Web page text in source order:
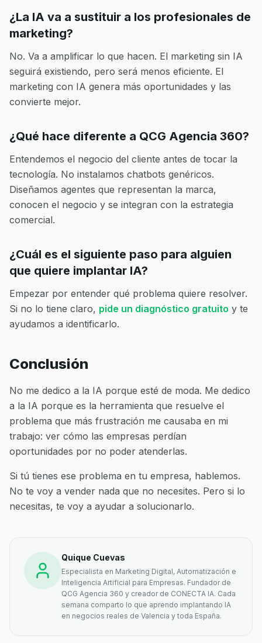
¿La IA va a sustituir a los profesionales de
marketing?
No. Va a amplificar lo que hacen. El marketing sin IA
seguirá existiendo, pero será menos eficiente. El
marketing con IA genera más oportunidades y las
convierte mejor.
¿Qué hace diferente a QCG Agencia 360?
Entendemos el negocio del cliente antes de tocar la
tecnología. No instalamos chatbots genéricos.
Diseñamos agentes que representan la marca,
conocen el negocio y se integran con la estrategia
comercial.
¿Cuál es el siguiente paso para alguien
que quiere implantar IA?
Empezar por entender qué problema quiere resolver.
Si no lo tiene claro, pide un diagnóstico gratuito y te
ayudamos a identificarlo.
Conclusión
No me dedico a la IA porque esté de moda. Me dedico
a la IA porque es la herramienta que resuelve el
problema que más frustración me causaba en mi
trabajo: ver cómo las empresas perdían
oportunidades por no poder atenderlas.
Si tú tienes ese problema en tu empresa, hablemos.
No te voy a vender nada que no necesites. Pero si lo
necesitas, te voy a ayudar a solucionarlo.
Quique Cuevas
Especialista en Marketing Digital, Automatización e
Inteligencia Artificial para Empresas. Fundador de
QCG Agencia 360 y creador de CONECTA IA. Cada
semana comparto lo que aprendo implantando IA
en negocios reales de Valencia y toda España.